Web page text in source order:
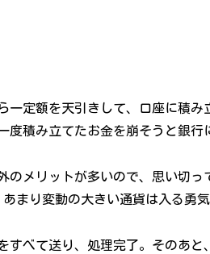
定額を天引きして、口座に積み
積み立てたお金を崩そうと銀行
メリットが多いので、思い切っ
まり変動の大きい通貨は入る勇
すべて送り、処理完了。そのあと